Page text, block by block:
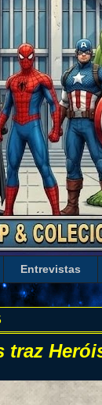
Entrevistas
traz